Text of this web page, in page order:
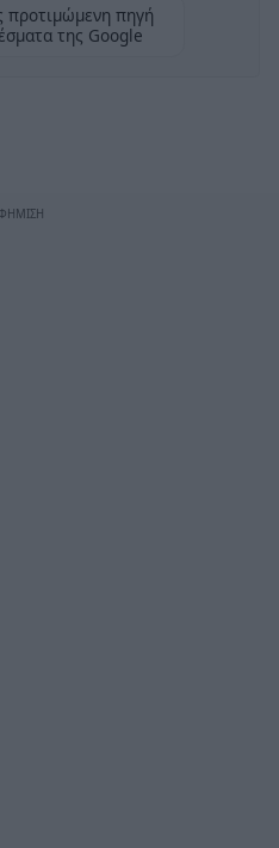
πηγή
της Google